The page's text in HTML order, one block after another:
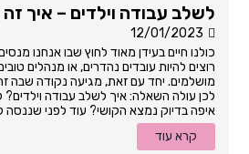
לשלב עבודה וילדים – איך
12/01/2023
כולנו חיים בעידן מאוד לחוץ שבו אנחנו
רוצים להיות עובדים נהדרים, או מנהלים
מושלמים. יחד עם זאת, מגיעה נקודה שבה
לכן עולה השאלה: איך לשלב עבודה וילדים?
איפה בדיוק נמצא הקושי? עוד לפני שננסה
קרא עוד